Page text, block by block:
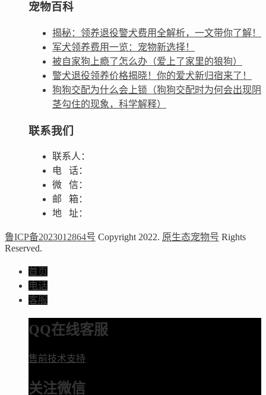
宠物百科
揭秘：领养退役警犬费用全解析，一文带你了解！
军犬领养费用一览：宠物新选择！
被自家狗上瘾了怎么办（爱上了家里的狼狗）
警犬退役领养价格揭晓！你的爱犬新归宿来了！
狗狗交配为什么会上锁（狗狗交配时为何会出现阴
茎勾住的现象，科学解释）
联系我们
联系人：
电 话：
微 信：
邮 箱：
地 址：
鲁ICP备2023012864号 Copyright 2022. 原生态宠物号 Rights
Reserved.
首页
电话
客服
QQ在线客服
售前技术支持
关注微信